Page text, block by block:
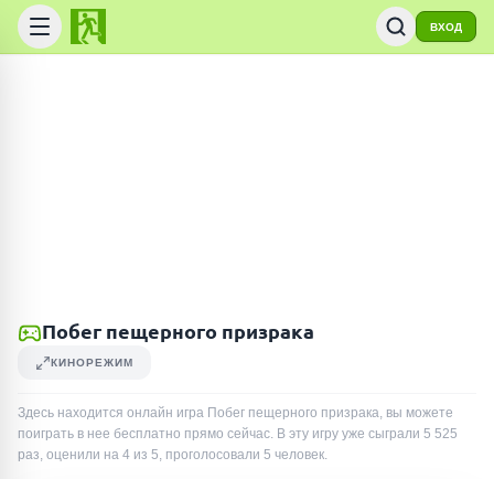
ВХОД
Побег пещерного призрака
КИНОРЕЖИМ
Здесь находится онлайн игра Побег пещерного призрака, вы можете
поиграть в нее бесплатно прямо сейчас. В эту игру уже сыграли 5 525
раз, оценили на 4 из 5, проголосовали 5 человек.